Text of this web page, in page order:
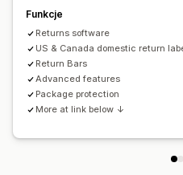
Okna czasowe dla zwrotów
Wielojęzyczne Etykiety
Powiadomienia SMS
Niestandardowy branding
Aktualizacje dotyczące
Niestandardowe listy
Powiadomienia
E-mail Powiadomienia w
Tłumaczenie
Automatyzacje
Funkcje
Returns software
US & Canada domestic return
Return Bars
Advanced features
Package protection
More at link below ↓